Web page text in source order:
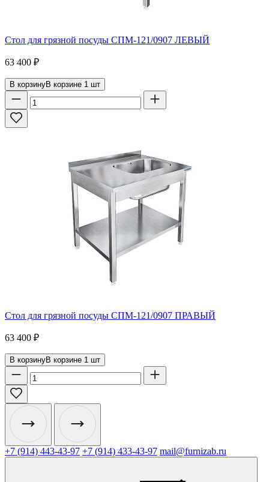
Стол для грязной посуды СПМ-121/0907 ЛЕВЫЙ
63 400 ₽
В корзинуВ корзине 1 шт
Стол для грязной посуды СПМ-121/0907 ПРАВЫЙ
63 400 ₽
В корзинуВ корзине 1 шт
+7 (914) 443-43-97 +7 (914) 433-43-97 mail@furnizab.ru